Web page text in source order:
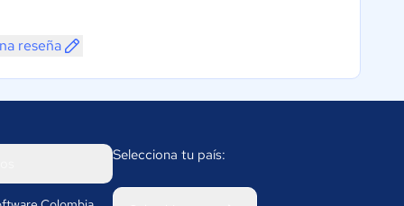
reseña
Selecciona tu país: